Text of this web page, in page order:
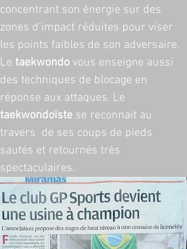
concentrant son énergie sur des
zones d’impact réduites pour viser
les points faibles de son adversaire.
Le taekwondo vous enseigne aussi
des techniques de blocage en
réponse aux attaques. Le
taekwondoïste se reconnait au
travers  de ses coups de pieds
sautés et retournés très
spectaculaires.